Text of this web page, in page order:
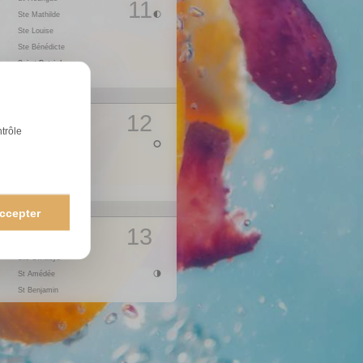
11
Ste Mathilde
Ste Louise
Ste Bénédicte
Saint-Patrick
12
Ste Clémence
Annonciation
Ste Larissa
13
Ste Gwladys
St Amédée
St Benjamin
14
V
St Maxime
15
16
St B.-Joseph
17 L
18
St Parfait
J
21
St Anselme
St Alexandre
23
St Georges
St Marc
Ste Alida
Ste Zita
Ste Valérie
S
Ste Cath. de Sienne
30